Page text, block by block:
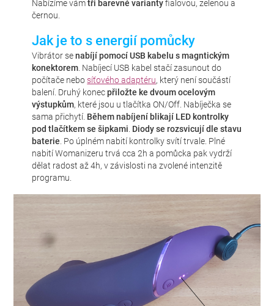
Nabízíme vámtři barevné variantyfialovou, zelenou a
černou.
Jak je to s energií pomůcky
Vibrátor senabíjí pomocí USB kabelu s magntickým
konektorem. Nabíjecí USB kabel stačí zasunout do
počítače nebosíťového adaptéru, který není součástí
balení. Druhý konecpřiložte ke dvoum ocelovým
výstupkům, které jsou u tlačítka ON/Off. Nabíječka se
sama přichytí. Během nabíjení blikají LED kontrolky
pod tlačítkem se šipkami. Diody se rozsvicují dle stavu
baterie. Po úplném nabití kontrolky svítí trvale. Plné
nabití Womanizeru trvá cca 2h a pomůcka pak vydrží
dělat radost až 4h, v závislosti na zvolené intenzitě
programu.